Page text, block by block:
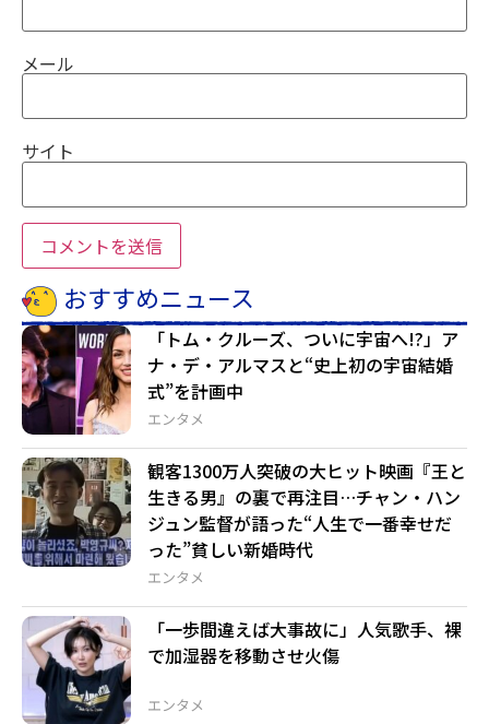
メール
サイト
おすすめニュース
エンタメ
「トム・クルーズ、ついに宇宙へ!?」ア
ナ・デ・アルマスと“史上初の宇宙結婚
式”を計画中
エンタメ
観客1300万人突破の大ヒット映画『王と
生きる男』の裏で再注目…チャン・ハン
ジュン監督が語った“人生で一番幸せだ
った”貧しい新婚時代
エンタメ
「一歩間違えば大事故に」人気歌手、裸
で加湿器を移動させ火傷